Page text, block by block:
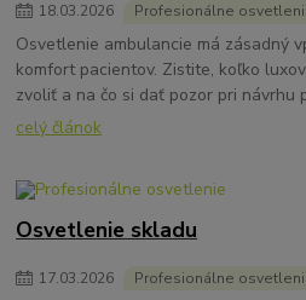
18.03.2026 Profesionálne
Osvetlenie ambulancie má zásadný
komfort pacientov. Zistite, koľko
zvoliť a na čo si dať pozor pri návrhu
celý článok
Osvetlenie skladu
17.03.2026 Profesionálne